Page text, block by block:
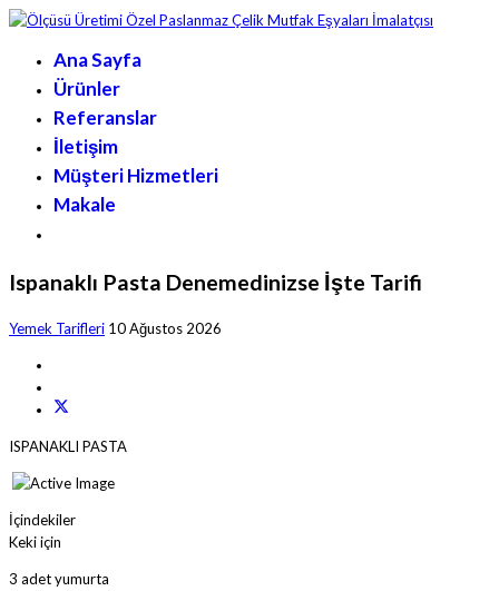
Ana Sayfa
Ürünler
Referanslar
İletişim
Müşteri Hizmetleri
Makale
Ispanaklı Pasta Denemedinizse İşte Tarifi
Yemek Tarifleri 10 Ağustos 2026
ISPANAKLI PASTA
İçindekiler
Keki için
3 adet yumurta